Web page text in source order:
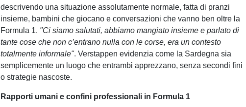
descrivendo una situazione assolutamente normale, fatta di pranzi
insieme, bambini che giocano e conversazioni che vanno ben oltre la
Formula 1. "Ci siamo salutati, abbiamo mangiato insieme e parlato di
tante cose che non c’entrano nulla con le corse, era un contesto
totalmente informale". Verstappen evidenzia come la Sardegna sia
semplicemente un luogo che entrambi apprezzano, senza secondi fini
o strategie nascoste.
Rapporti umani e confini professionali in Formula 1